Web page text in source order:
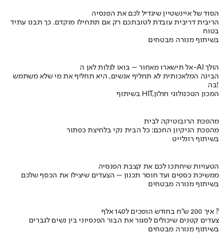
הסוד של איינשטיין שיגדיל לכם את הפנסיה
הריבית דריבית עובדת לטובתכם רק אם תתחילו מוקדם. כך תבנו עתיד
בטוח
בשיתוף מנורה מבטחים
אל תישארו מאחור – בואו לגלות לאן ה-AI הולך
הבינה המלאכותית לא תחליף אנשים, היא תחליף את מי שלא משתמש
בה!
בשיתוף HIT,המכון הטכנולוגי חולון
מהפכת הרובוטיקה לבית
מהפכת הניקיון החכם: כל הבית נקי בלחיצת כפתור
בשיתוף רונלייט
הטעויות שיחתכו לכם את קצבת הפנסיה
ממשיכת כספים ועד חוסר תכנון – הצעדים שיצילו את הכסף שלכם
בשיתוף מנורה מבטחים
איך 200 ש"ח בחודש הופכים ל140 אלף ?
צעדים קטנים שיכולים לסגור את הבור הפנסיוני בין נשים לגברים
בשיתוף מנורה מבטחים